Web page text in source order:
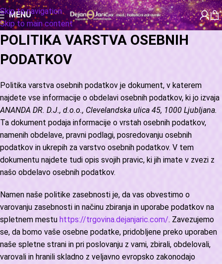
Skip to navigation
Skip to main content
MENU
POLITIKA VARSTVA OSEBNIH
PODATKOV
Politika varstva osebnih podatkov je dokument, v katerem
najdete vse informacije o obdelavi osebnih podatkov, ki jo izvaja
ANANDA DR. D.J., d.o.o., Clevelandska ulica 45, 1000 Ljubljana.
Ta dokument podaja informacije o vrstah osebnih podatkov,
namenih obdelave, pravni podlagi, posredovanju osebnih
podatkov in ukrepih za varstvo osebnih podatkov. V tem
dokumentu najdete tudi opis svojih pravic, ki jih imate v zvezi z
našo obdelavo osebnih podatkov.
Namen naše politike zasebnosti je, da vas obvestimo o
varovanju zasebnosti in načinu zbiranja in uporabe podatkov na
spletnem mestu https://trgovina.dejanjaric.com/. Zavezujemo
se, da bomo vaše osebne podatke, pridobljene preko uporaben
naše spletne strani in pri poslovanju z vami, zbirali, obdelovali,
varovali in hranili skladno z veljavno evropsko zakonodajo